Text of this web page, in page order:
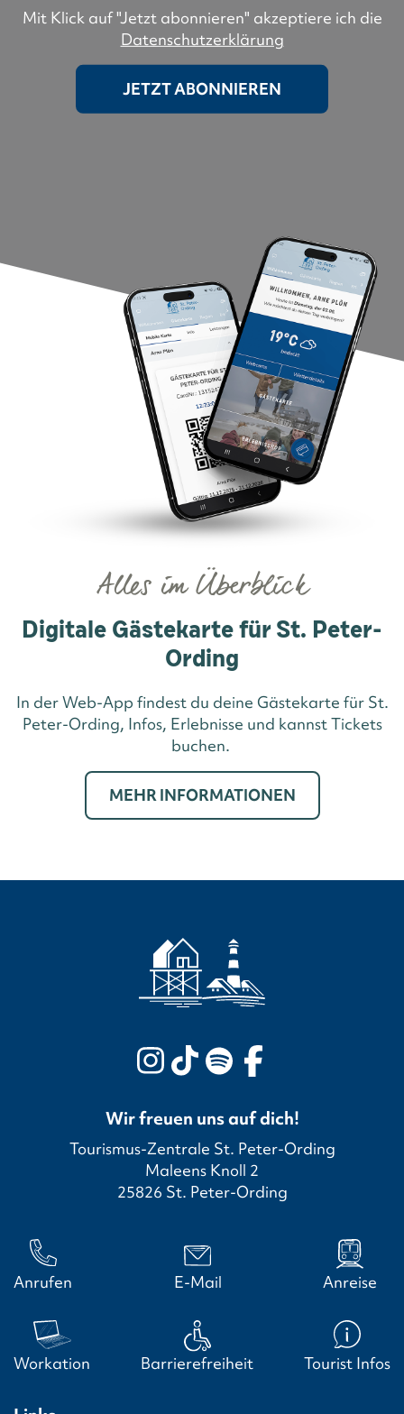
Mit Klick auf "Jetzt abonnieren" akzeptiere ich die
Datenschutzerklärung
Alles im Überblick
Digitale Gästekarte für St. Peter-
Ording
In der Web-App findest du deine Gästekarte für St.
Peter-Ording, Infos, Erlebnisse und kannst Tickets
buchen.
MEHR INFORMATIONEN
Wir freuen uns auf dich!
Tourismus-Zentrale St. Peter-Ording
Maleens Knoll 2
25826 St. Peter-Ording
Anrufen E-Mail Anreise
Workation Barrierefreiheit Tourist Infos